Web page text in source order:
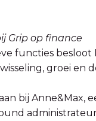
Grip op finance
functies
groei en
bij Anne&Max,